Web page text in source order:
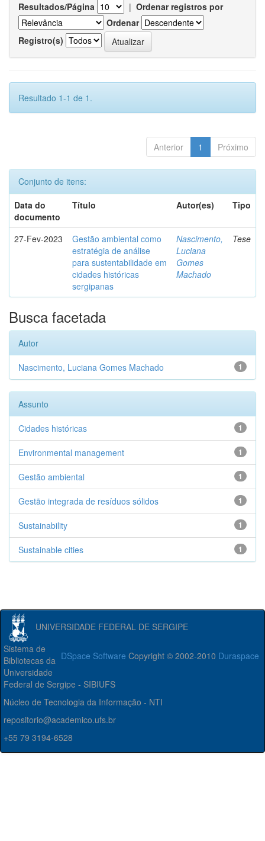
Resultados/Página | Ordenar registros por
Ordenar
Registro(s)
Resultado 1-1 de 1.
Anterior 1 Próximo
Conjunto de itens:
Data do
documento
Título Autor(es) Tipo
27-Fev-2023
Gestão ambiental como
estratégia de análise
para sustentabilidade em
cidades históricas
sergipanas
Nascimento,
Luciana
Gomes
Machado
Tese
Busca facetada
Autor
1
Nascimento, Luciana Gomes Machado
Assunto
1
Cidades históricas
1
Environmental management
1
Gestão ambiental
1
Gestão integrada de resíduos sólidos
1
Sustainability
1
Sustainable cities
UNIVERSIDADE FEDERAL DE SERGIPE
DSpace Software Copyright © 2002-2010 Duraspace
Sistema de
Bibliotecas da
Universidade
Federal de Sergipe - SIBIUFS
Núcleo de Tecnologia da Informação - NTI
repositorio@academico.ufs.br
+55 79 3194-6528